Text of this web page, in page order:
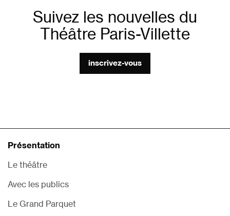
Suivez les nouvelles du
Théâtre Paris-Villette
inscrivez-vous
Présentation
Le théâtre
Avec les publics
Le Grand Parquet